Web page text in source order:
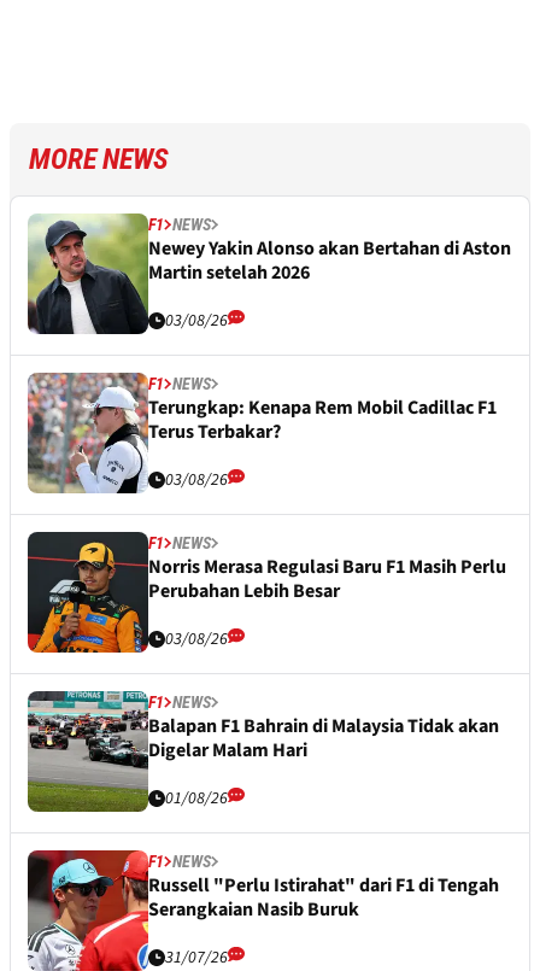
MORE NEWS
F1 NEWS
Newey Yakin Alonso akan Bertahan di Aston
Martin setelah 2026
03/08/26
F1 NEWS
Terungkap: Kenapa Rem Mobil Cadillac F1
Terus Terbakar?
03/08/26
F1 NEWS
Norris Merasa Regulasi Baru F1 Masih Perlu
Perubahan Lebih Besar
03/08/26
F1 NEWS
Balapan F1 Bahrain di Malaysia Tidak akan
Digelar Malam Hari
01/08/26
F1 NEWS
Russell "Perlu Istirahat" dari F1 di Tengah
Serangkaian Nasib Buruk
31/07/26